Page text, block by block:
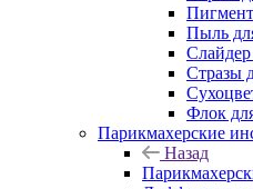
Пыль
Слайдер
Стразы
Флок
Парикмахерские
Назад